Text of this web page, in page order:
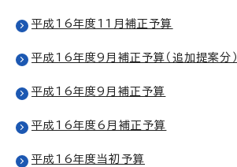
平成16年度11月補正予算
平成16年度9月補正予算（追加提案分）
平成16年度9月補正予算
平成16年度6月補正予算
平成16年度当初予算